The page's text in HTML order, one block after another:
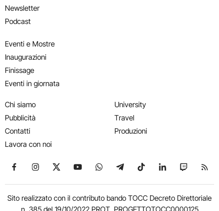
Newsletter
Podcast
Eventi e Mostre
Inaugurazioni
Finissage
Eventi in giornata
Chi siamo
Pubblicità
Contatti
Lavora con noi
University
Travel
Produzioni
Seguici su Facebook
Seguici su Instagram
Seguici su X
Seguici su YouTube
Seguici su WhatsApp
Seguici su Telegram
Seguici su TikTok
Seguici su
Seguici
Sito realizzato con il contributo bando TOCC Decreto Direttoriale